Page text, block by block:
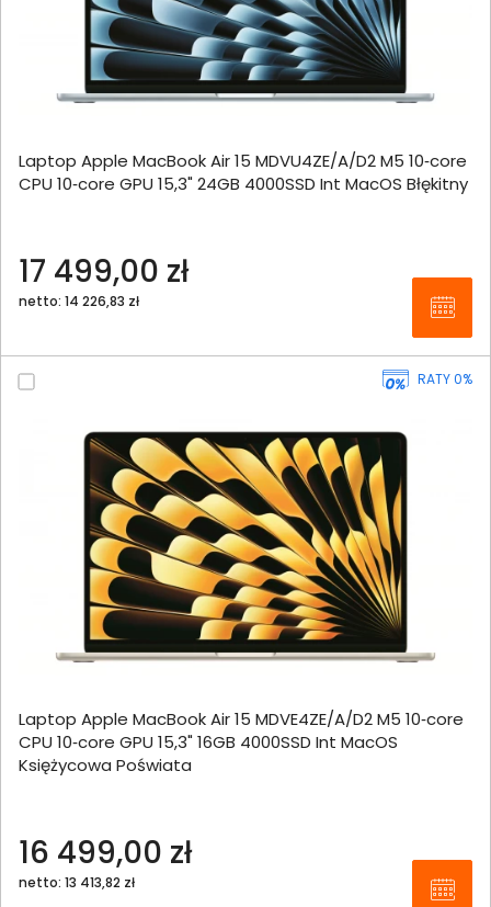
Laptop Apple MacBook Air 15 MDVU4ZE/A/D2 M5 10‑core
CPU 10‑core GPU 15,3" 24GB 4000SSD Int MacOS Błękitny
17 499,00 zł
netto: 14 226,83 zł
RATY 0%
Laptop Apple MacBook Air 15 MDVE4ZE/A/D2 M5 10‑core
CPU 10‑core GPU 15,3" 16GB 4000SSD Int MacOS
Księżycowa Poświata
16 499,00 zł
netto: 13 413,82 zł